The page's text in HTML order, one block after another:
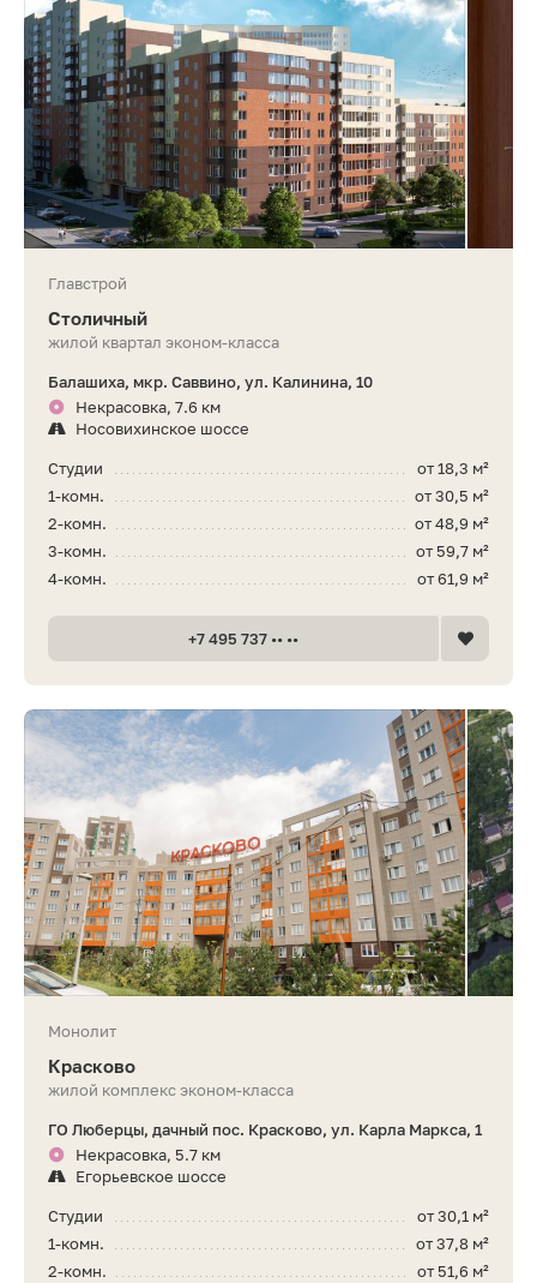
Главстрой
Столичный
жилой квартал эконом-класса
Балашиха, мкр. Саввино, ул. Калинина, 10
Некрасовка, 7.6 км
Носовихинское шоссе
от 18,3 м²
Студии
от 30,5 м²
1-комн.
от 48,9 м²
2-комн.
от 59,7 м²
3-комн.
от 61,9 м²
4-комн.
+7 495 737 •• ••
Монолит
Красково
жилой комплекс эконом-класса
ГО Люберцы, дачный пос. Красково, ул. Карла Маркса, 1
Некрасовка, 5.7 км
Егорьевское шоссе
от 30,1 м²
Студии
от 37,8 м²
1-комн.
от 51,6 м²
2-комн.